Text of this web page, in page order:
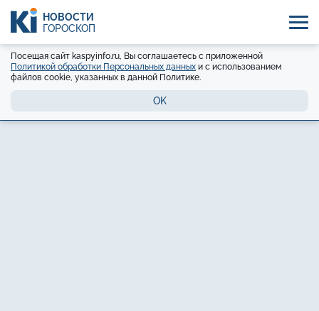
НОВОСТИ
ГОРОСКОП
Посещая сайт kaspyinfo.ru, Вы соглашаетесь с приложенной
Политикой обработки Персональных данных и с использованием
файлов cookie, указанных в данной Политике.
OK